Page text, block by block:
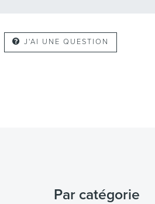
J'AI UNE QUESTION
Par catégorie